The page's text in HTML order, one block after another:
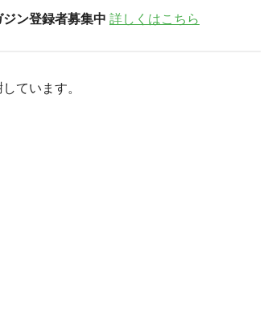
ン登録者募集中 詳しくはこちら
ています。